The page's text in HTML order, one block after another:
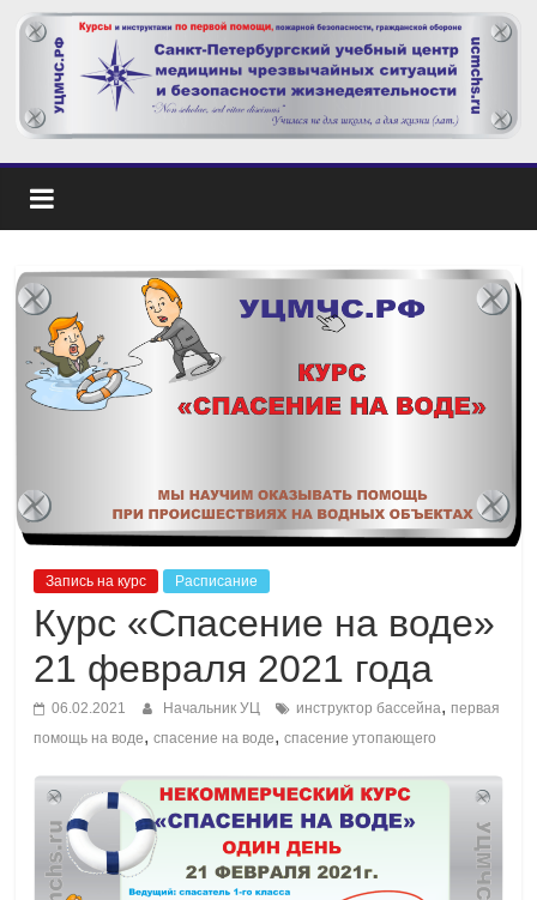
Запись на курс Расписание
Курс «Спасение на воде»
21 февраля 2021 года
06.02.2021 Начальник УЦ инструктор бассейна, первая
помощь на воде,спасение на воде,спасение утопающего